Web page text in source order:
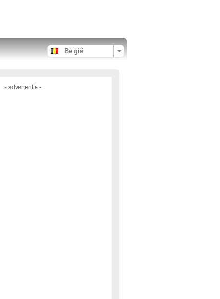
België
- advertentie -
info (SRF i) ist das
zeigt hauptsächlich
beiden schweizerischen Sender